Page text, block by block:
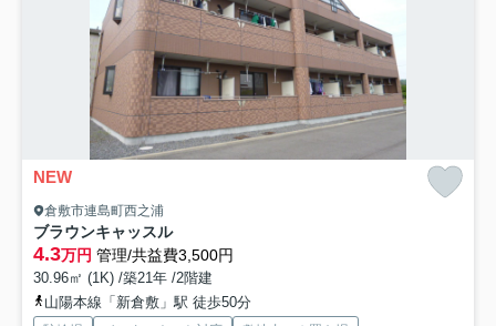
NEW
倉敷市連島町西之浦
ブラウンキャッスル
4.3万円 管理/共益費3,500円
30.96㎡ (1K) /築21年 /2階建
山陽本線「新倉敷」駅 徒歩50分